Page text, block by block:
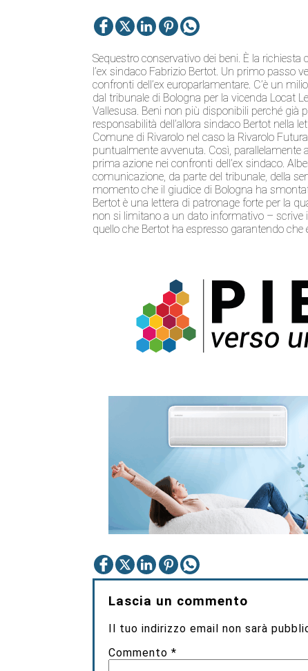
Sequestro conservativo dei beni. È la
l’ex sindaco Fabrizio Bertot. Un primo passo
confronti dell’ex europarlamentare. C’è un
dal tribunale di Bologna per la vicenda Locat
Vallesusa. Beni non più disponibili perché già
responsabilità dell’allora sindaco Bertot nella
Comune di Rivarolo nel caso la Rivarolo
puntualmente avvenuta. Così,
prima azione nei confronti dell’ex sindaco.
comunicazione, da parte del tribunale, della
momento che il giudice di Bologna ha
Bertot è una lettera di patronage forte per la
non si limitano a un dato informativo – scrive
quello che Bertot ha espresso garantendo
Lascia un commento
Il tuo indirizzo email non sarà
Commento*